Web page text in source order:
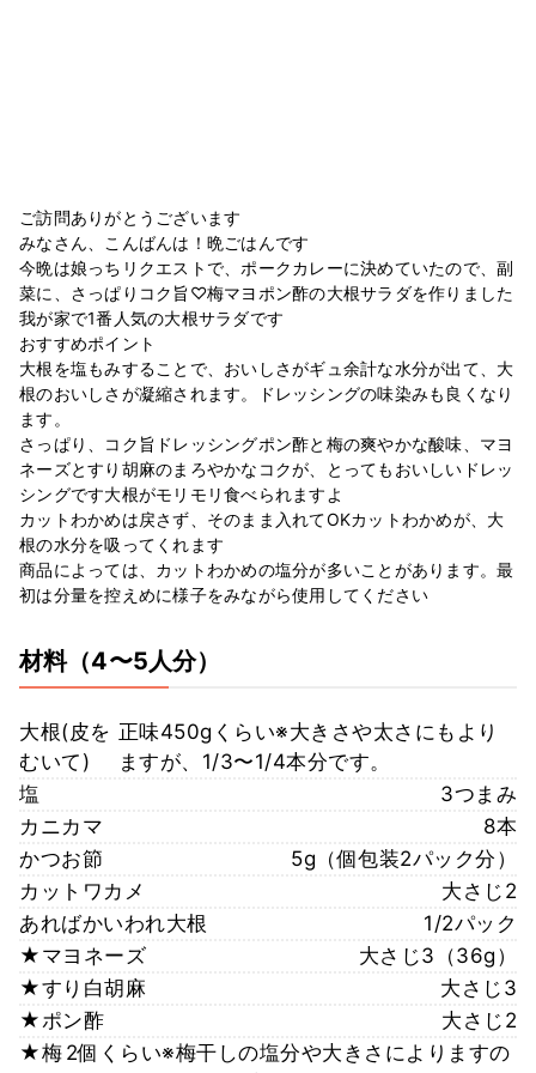
ご訪問ありがとうございます
みなさん、こんばんは！晩ごはんです
今晩は娘っちリクエストで、ポークカレーに決めていたので、副
菜に、さっぱりコク旨♡梅マヨポン酢の大根サラダを作りました
我が家で1番人気の大根サラダです
おすすめポイント
大根を塩もみすることで、おいしさがギュ余計な水分が出て、大
根のおいしさが凝縮されます。ドレッシングの味染みも良くなり
ます。
さっぱり、コク旨ドレッシングポン酢と梅の爽やかな酸味、マヨ
ネーズとすり胡麻のまろやかなコクが、とってもおいしいドレッ
シングです大根がモリモリ食べられますよ
カットわかめは戻さず、そのまま入れてOKカットわかめが、大
根の水分を吸ってくれます
商品によっては、カットわかめの塩分が多いことがあります。最
初は分量を控えめに様子をみながら使用してください
材料（4〜5人分）
大根(皮を
むいて)
正味450gくらい※大きさや太さにもより
ますが、1/3〜1/4本分です。
塩
3つまみ
カニカマ
8本
かつお節
5g（個包装2パック分）
カットワカメ
大さじ2
あればかいわれ大根
1/2パック
★マヨネーズ
大さじ3（36g）
★すり白胡麻
大さじ3
★ポン酢
大さじ2
★梅 2個くらい※梅干しの塩分や大きさによりますの